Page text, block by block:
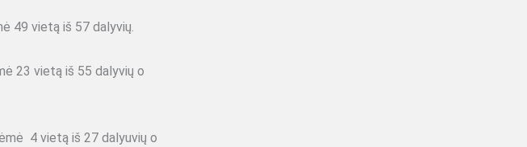
49 vietą iš 57 dalyvių.
23 vietą iš 55 dalyvių o
4 vietą iš 27 dalyuvių o